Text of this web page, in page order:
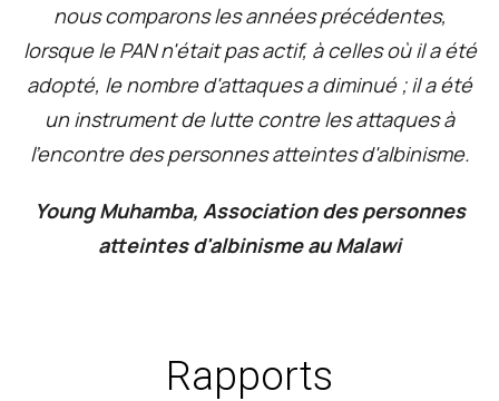
nous comparons les années précédentes,
lorsque le PAN n'était pas actif, à celles où il a été
adopté, le nombre d'attaques a diminué ; il a été
un instrument de lutte contre les attaques à
l'encontre des personnes atteintes d'albinisme.
Young Muhamba, Association des personnes
atteintes d'albinisme au Malawi
Rapports